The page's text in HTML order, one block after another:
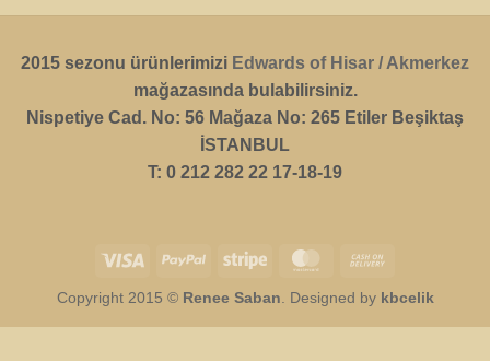
2015 sezonu ürünlerimizi Edwards of Hisar / Akmerkez
mağazasında bulabilirsiniz.
Nispetiye Cad. No: 56 Mağaza No: 265 Etiler Beşiktaş
İSTANBUL
T: 0 212 282 22 17-18-19
Visa PayPal Stripe MasterCard
Delivery
Copyright 2015 © Renee Saban. Designed by kbcelik